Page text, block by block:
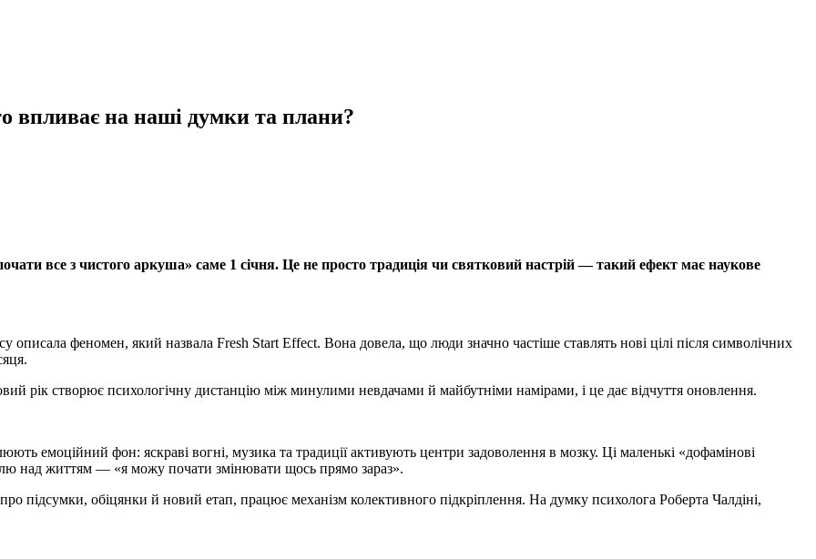
впливає на наші думки та плани?
все з чистого аркуша» саме 1 січня. Це не просто традиція чи святковий настрій — такий ефект має наукове
описала феномен, який назвала Fresh Start Effect. Вона довела, що люди значно частіше ставлять нові цілі після символічних
рік створює психологічну дистанцію між минулими невдачами й майбутніми намірами, і це дає відчуття оновлення.
емоційний фон: яскраві вогні, музика та традиції активують центри задоволення в мозку. Ці маленькі «дофамінові
над життям — «я можу почати змінювати щось прямо зараз».
підсумки, обіцянки й новий етап, працює механізм колективного підкріплення. На думку психолога Роберта Чалдіні,